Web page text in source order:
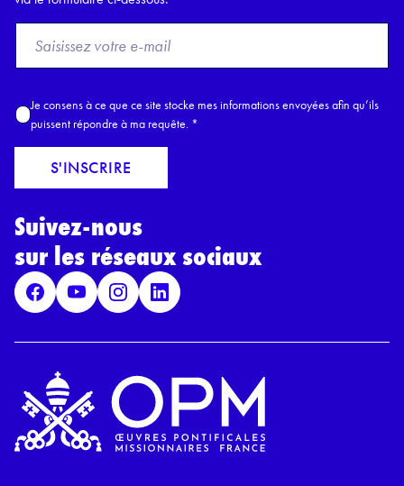
o
E
a
l
A
c
c
r
R
P
D
*
Je consens à ce que ce site stocke mes informations envoyées afin qu’ils
puissent répondre à ma requête. *
S'INSCRIRE
Suivez-nous
sur les réseaux sociaux